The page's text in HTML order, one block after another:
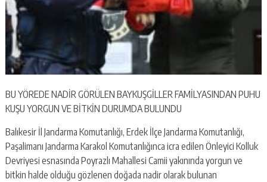
BU YÖREDE NADİR GÖRÜLEN BAYKUŞGİLLER FAMİLYASINDAN PUHU
KUŞU YORGUN VE BİTKİN DURUMDA BULUNDU
Balıkesir İl Jandarma Komutanlığı, Erdek İlçe Jandarma Komutanlığı,
Paşalimanı Jandarma Karakol Komutanlığınca icra edilen Önleyici Kolluk
Devriyesi esnasında Poyrazlı Mahallesi Camii yakınında yorgun ve
bitkin halde olduğu gözlenen doğada nadir olarak bulunan